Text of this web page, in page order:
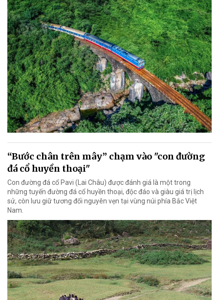
“Bước chân trên mây” chạm vào "con đường
đá cổ huyền thoại"
Con đường đá cổ Pavi (Lai Châu) được đánh giá là một trong
những tuyến đường đá cổ huyền thoại, độc đáo và giàu giá trị lịch
sử, còn lưu giữ tương đối nguyên vẹn tại vùng núi phía Bắc Việt
Nam.